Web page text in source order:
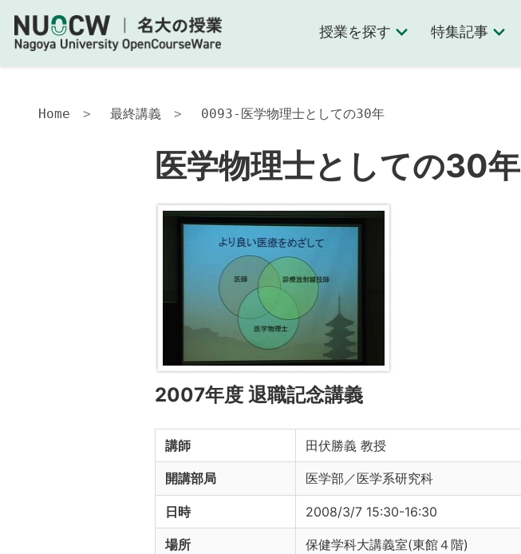
授業を探す 特集記事
Home 最終講義 0093-医学物理士としての30年
医学物理士としての30年
2007年度 退職記念講義
講師 田伏勝義 教授
開講部局 医学部／医学系研究科
日時 2008/3/7 15:30-16:30
場所 保健学科大講義室(東館４階)